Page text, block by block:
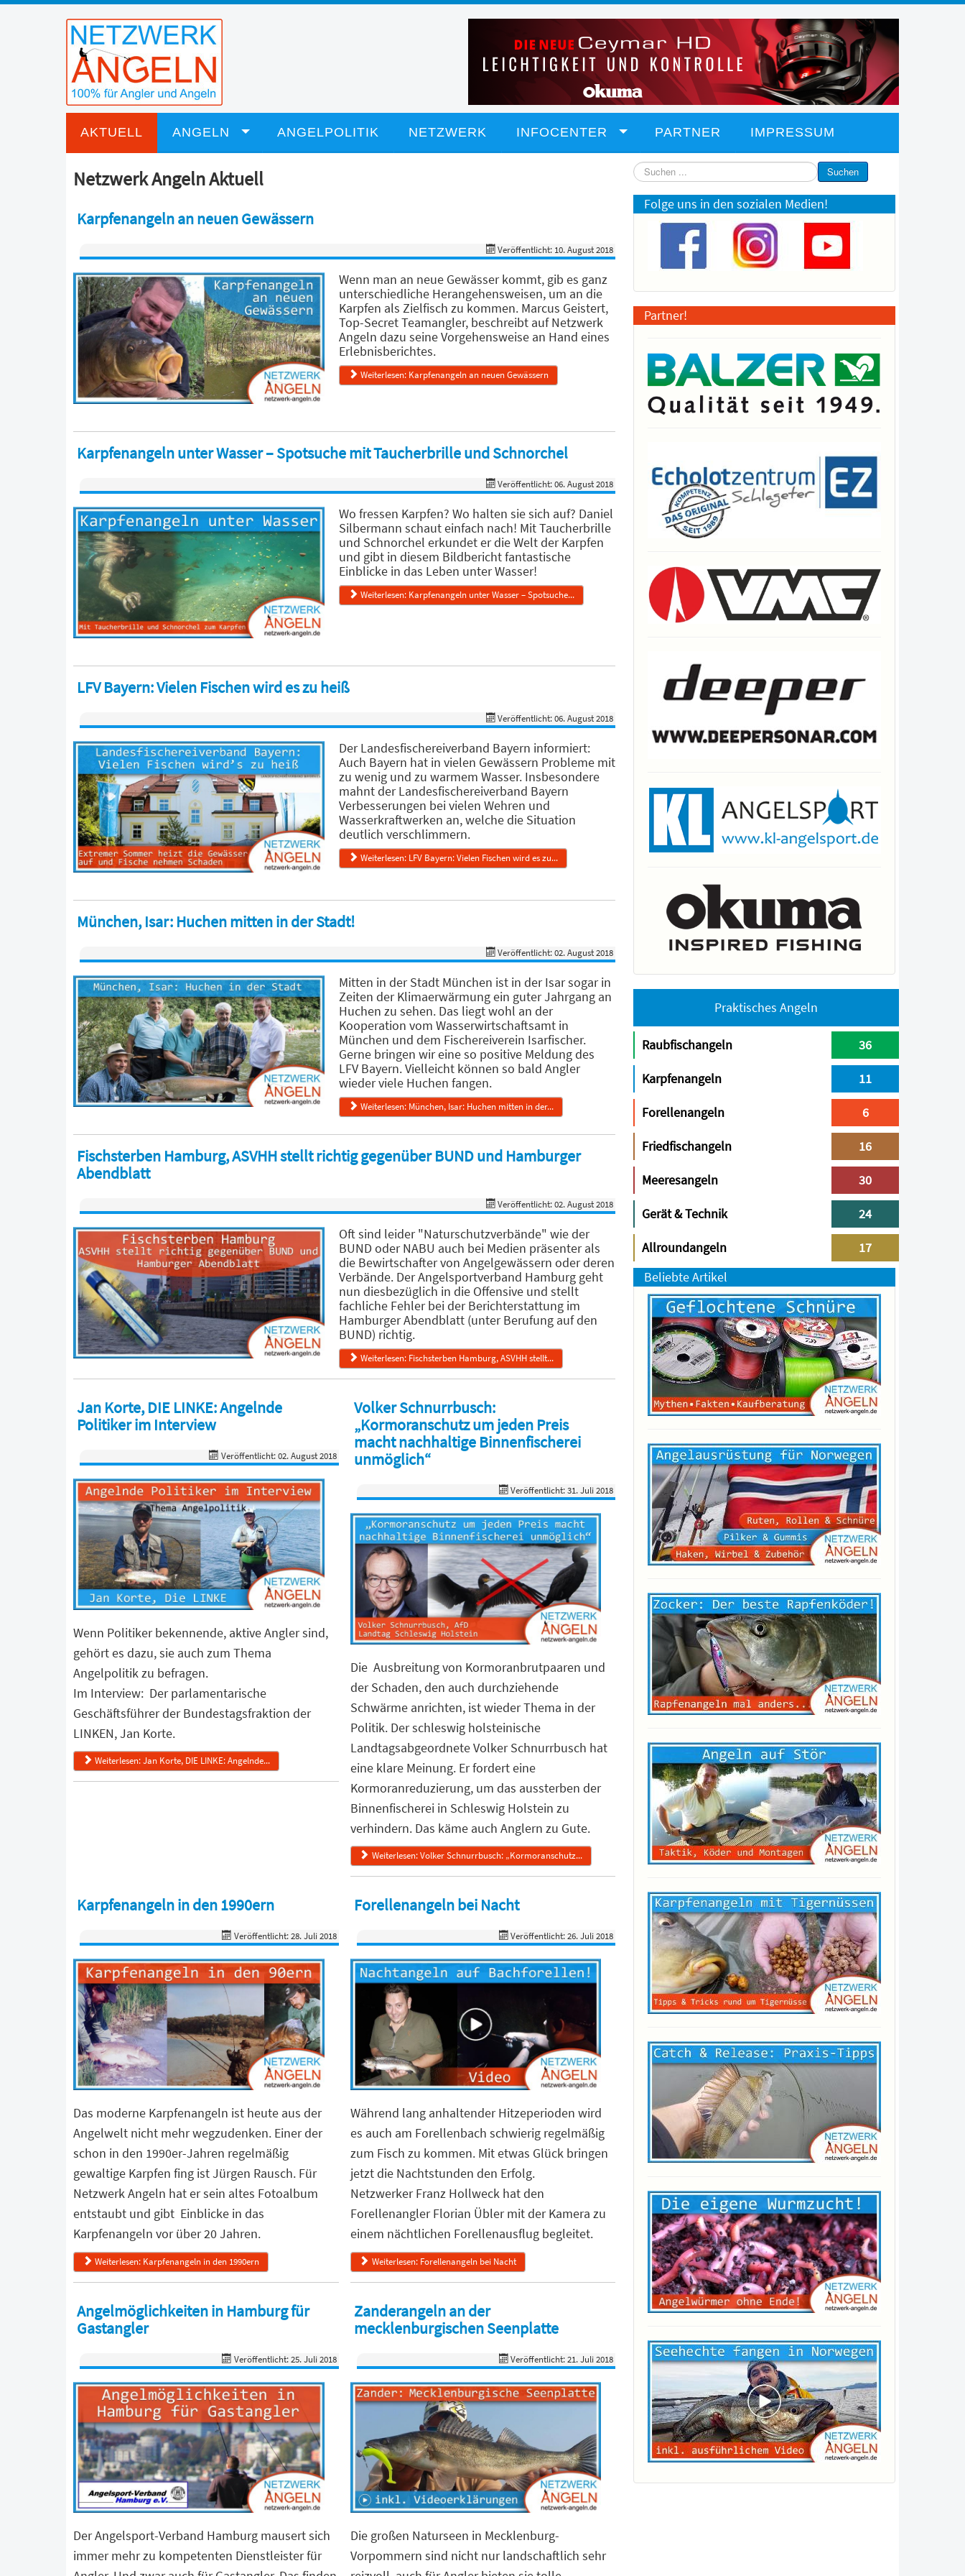
AKTUELL ANGELN ANGELPOLITIK NETZWERK INFOCENTER PARTNER IMPRESSUM
Netzwerk Angeln Aktuell
Karpfenangeln an neuen Gewässern
Veröffentlicht: 10. August 2018
Wenn man an neue Gewässer kommt, gib es ganz
unterschiedliche Herangehensweisen, um an die
Karpfen als Zielfisch zu kommen. Marcus Geistert,
Top-Secret Teamangler, beschreibt auf Netzwerk
Angeln dazu seine Vorgehensweise an Hand eines
Erlebnisberichtes.
Weiterlesen: Karpfenangeln an neuen Gewässern
Karpfenangeln unter Wasser – Spotsuche mit Taucherbrille und Schnorchel
Veröffentlicht: 06. August 2018
Wo fressen Karpfen? Wo halten sie sich auf? Daniel
Silbermann schaut einfach nach! Mit Taucherbrille
und Schnorchel erkundet er die Welt der Karpfen
und gibt in diesem Bildbericht fantastische
Einblicke in das Leben unter Wasser!
Weiterlesen: Karpfenangeln unter Wasser – Spotsuche...
LFV Bayern: Vielen Fischen wird es zu heiß
Veröffentlicht: 06. August 2018
Der Landesfischereiverband Bayern informiert:
Auch Bayern hat in vielen Gewässern Probleme mit
zu wenig und zu warmem Wasser. Insbesondere
mahnt der Landesfischereiverband Bayern
Verbesserungen bei vielen Wehren und
Wasserkraftwerken an, welche die Situation
deutlich verschlimmern.
Weiterlesen: LFV Bayern: Vielen Fischen wird es zu...
München, Isar: Huchen mitten in der Stadt!
Veröffentlicht: 02. August 2018
Mitten in der Stadt München ist in der Isar sogar in
Zeiten der Klimaerwärmung ein guter Jahrgang an
Huchen zu sehen. Das liegt wohl an der
Kooperation vom Wasserwirtschaftsamt in
München und dem Fischereiverein Isarfischer.
Gerne bringen wir eine so positive Meldung des
LFV Bayern. Vielleicht können so bald Angler
wieder viele Huchen fangen.
Weiterlesen: München, Isar: Huchen mitten in der...
Fischsterben Hamburg, ASVHH stellt richtig gegenüber BUND und Hamburger
Abendblatt
Veröffentlicht: 02. August 2018
Oft sind leider "Naturschutzverbände" wie der
BUND oder NABU auch bei Medien präsenter als
die Bewirtschafter von Angelgewässern oder deren
Verbände. Der Angelsportverband Hamburg geht
nun diesbezüglich in die Offensive und stellt
fachliche Fehler bei der Berichterstattung im
Hamburger Abendblatt (unter Berufung auf den
BUND) richtig.
Weiterlesen: Fischsterben Hamburg, ASVHH stellt...
Jan Korte, DIE LINKE: Angelnde
Politiker im Interview
Veröffentlicht: 02. August 2018
Wenn Politiker bekennende, aktive Angler sind,
gehört es dazu, sie auch zum Thema
Angelpolitik zu befragen.
Im Interview: Der parlamentarische
Geschäftsführer der Bundestagsfraktion der
LINKEN, Jan Korte.
Weiterlesen: Jan Korte, DIE LINKE: Angelnde...
Volker Schnurrbusch:
„Kormoranschutz um jeden Preis
macht nachhaltige Binnenfischerei
unmöglich“
Veröffentlicht: 31. Juli 2018
Die Ausbreitung von Kormoranbrutpaaren und
der Schaden, den auch durchziehende
Schwärme anrichten, ist wieder Thema in der
Politik. Der schleswig holsteinische
Landtagsabgeordnete Volker Schnurrbusch hat
eine klare Meinung. Er fordert eine
Kormoranreduzierung, um das aussterben der
Binnenfischerei in Schleswig Holstein zu
verhindern. Das käme auch Anglern zu Gute.
Weiterlesen: Volker Schnurrbusch: „Kormoranschutz...
Karpfenangeln in den 1990ern
Veröffentlicht: 28. Juli 2018
Das moderne Karpfenangeln ist heute aus der
Angelwelt nicht mehr wegzudenken. Einer der
schon in den 1990er-Jahren regelmäßig
gewaltige Karpfen fing ist Jürgen Rausch. Für
Netzwerk Angeln hat er sein altes Fotoalbum
entstaubt und gibt Einblicke in das
Karpfenangeln vor über 20 Jahren.
Weiterlesen: Karpfenangeln in den 1990ern
Forellenangeln bei Nacht
Veröffentlicht: 26. Juli 2018
Während lang anhaltender Hitzeperioden wird
es auch am Forellenbach schwierig regelmäßig
zum Fisch zu kommen. Mit etwas Glück bringen
jetzt die Nachtstunden den Erfolg.
Netzwerker Franz Hollweck hat den
Forellenangler Florian Übler mit der Kamera zu
einem nächtlichen Forellenausflug begleitet.
Weiterlesen: Forellenangeln bei Nacht
Angelmöglichkeiten in Hamburg für
Gastangler
Veröffentlicht: 25. Juli 2018
Der Angelsport-Verband Hamburg mausert sich
immer mehr zu kompetenten Dienstleister für
Zanderangeln an der
mecklenburgischen Seenplatte
Veröffentlicht: 21. Juli 2018
Die großen Naturseen in Mecklenburg-
Vorpommern sind nicht nur landschaftlich sehr
Suchen
...
Suchen
Folge uns in den sozialen Medien!
Partner!
Praktisches Angeln
Raubfischangeln 36
Karpfenangeln 11
Forellenangeln 6
Friedfischangeln 16
Meeresangeln 30
Gerät & Technik 24
Allroundangeln
17
Beliebte Artikel